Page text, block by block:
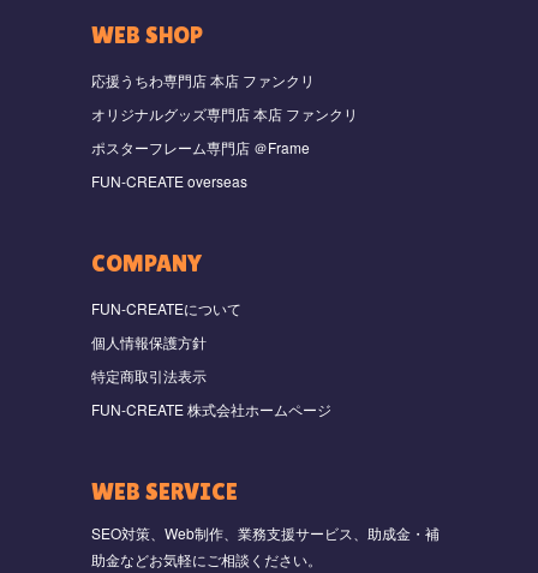
WEB SHOP
応援うちわ専門店 本店 ファンクリ
オリジナルグッズ専門店 本店 ファンクリ
ポスターフレーム専門店 ＠Frame
FUN-CREATE overseas
COMPANY
FUN-CREATEについて
個人情報保護方針
特定商取引法表示
FUN-CREATE 株式会社ホームページ
WEB SERVICE
SEO対策、Web制作、業務支援サービス、助成金・補
助金などお気軽にご相談ください。